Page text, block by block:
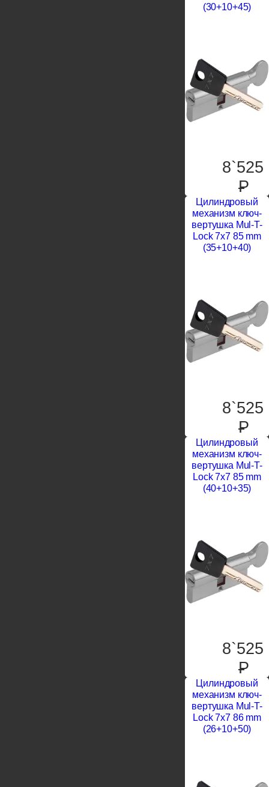
(30+10+45)
8`525
P
Цилиндровый
механизм ключ-
вертушка Mul-T-
Lock 7x7 85 mm
(35+10+40)
8`525
P
Цилиндровый
механизм ключ-
вертушка Mul-T-
Lock 7x7 85 mm
(40+10+35)
8`525
P
Цилиндровый
механизм ключ-
вертушка Mul-T-
Lock 7x7 86 mm
(26+10+50)